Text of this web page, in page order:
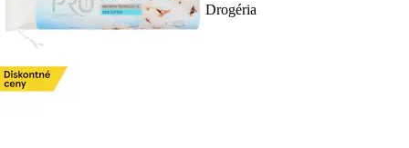
Drogéria